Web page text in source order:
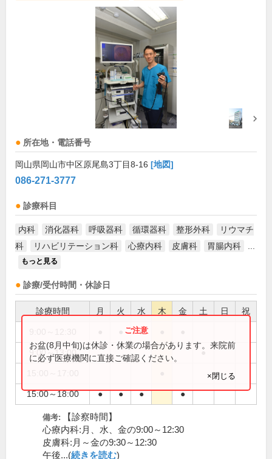
所在地・電話番号
岡山県岡山市中区原尾島3丁目8-16 [地図]
086-271-3777
診療科目
内科 消化器科 呼吸器科 循環器科 整形外科
リウマチ
科
リハビリテーション科 心療内科 皮膚科 胃腸内科
もっと見る
診療/受付時間・休診日
診療時間 月 火 水 木 金 土 日 祝
●
9:00～13:00 ●
15:00～18:00 ● ● ● ●
お盆(8月中旬)は休診・休業の場合があります。来院前
に必ず医療機関に直接ご確認ください。
×閉じる
備考:
【診察時間】
心療内科:月、水、金の9:00～12:30
皮膚科:月～金の9:30～12:30
午後...(続きを読む)